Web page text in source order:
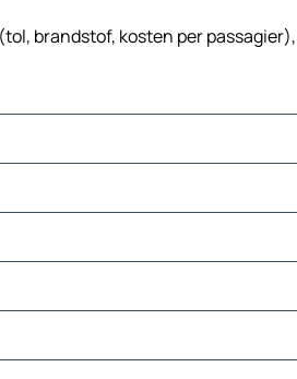
brandstof, kosten per